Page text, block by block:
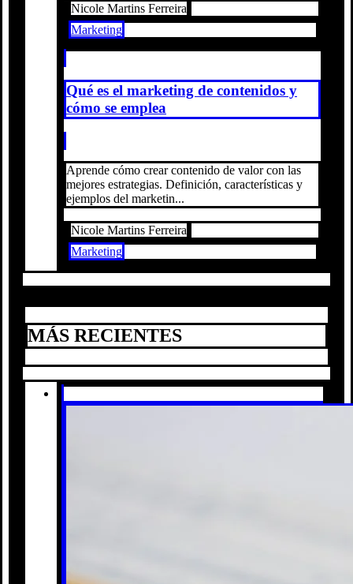
Nicole Martins Ferreira
Marketing
Qué es el marketing de contenidos y
cómo se emplea
Aprende cómo crear contenido de valor con las
mejores estrategias. Definición, características y
ejemplos del marketin...
Nicole Martins Ferreira
Marketing
MÁS RECIENTES